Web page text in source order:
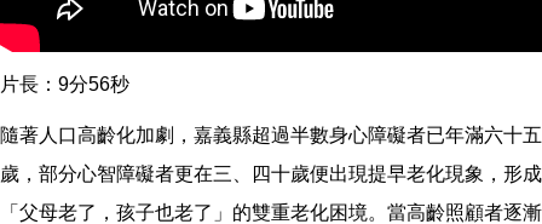
片長：9分56秒
隨著人口高齡化加劇，嘉義縣超過半數身心障礙者已年滿六十五
歲，部分心智障礙者更在三、四十歲便出現提早老化現象，形成
「父母老了，孩子也老了」的雙重老化困境。當高齡照顧者逐漸